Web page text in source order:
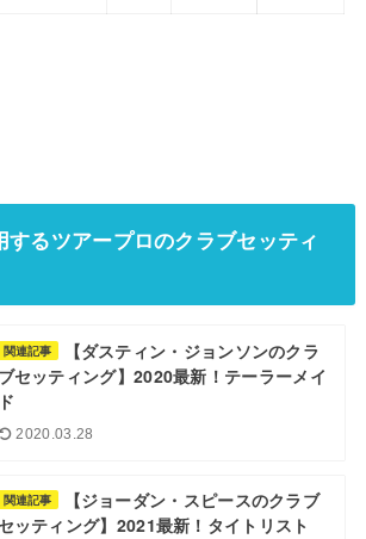
するツアープロのクラブセッティ
関連記事
【ダスティン・ジョンソンのクラ
ブセッティング】2020最新！テーラーメイ
ド
2020.03.28
関連記事
【ジョーダン・スピースのクラブ
ッティング】2021最新！タイトリスト